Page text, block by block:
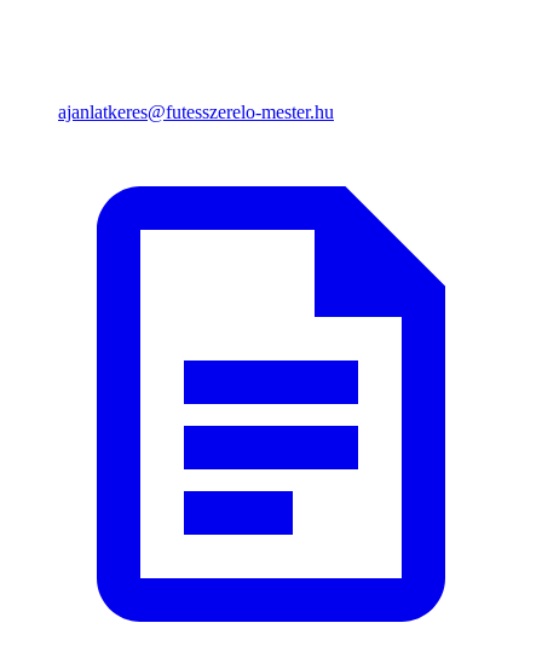
ajanlatkeres@futesszerelo-mester.hu